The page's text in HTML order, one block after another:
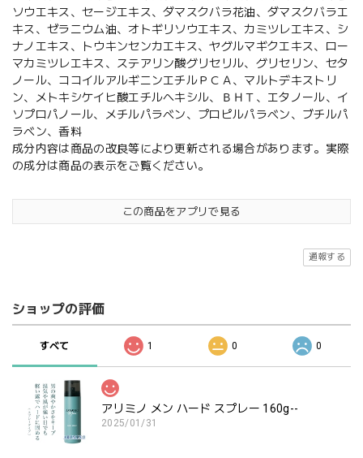
ソウエキス、セージエキス、ダマスクバラ花油、ダマスクバラエ
キス、ゼラニウム油、オトギリソウエキス、カミツレエキス、シ
ナノエキス、トウキンセンカエキス、ヤグルマギクエキス、ロー
マカミツレエキス、ステアリン酸グリセリル、グリセリン、セタ
ノール、ココイルアルギニンエチルＰＣＡ、マルトデキストリ
ン、メトキシケイヒ酸エチルへキシル、ＢＨＴ、エタノール、イ
ソプロパノール、メチルパラベン、プロピルパラベン、ブチルパ
ラベン、香料
成分内容は商品の改良等により更新される場合があります。実際
の成分は商品の表示をご覧ください。
この商品をアプリで見る
通報する
ショップの評価
すべて 1 0 0
アリミノ メン ハード スプレー 160g--
2025/01/31